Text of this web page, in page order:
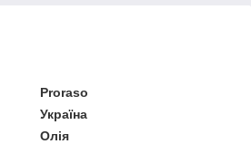
Proraso
Україна
Олія